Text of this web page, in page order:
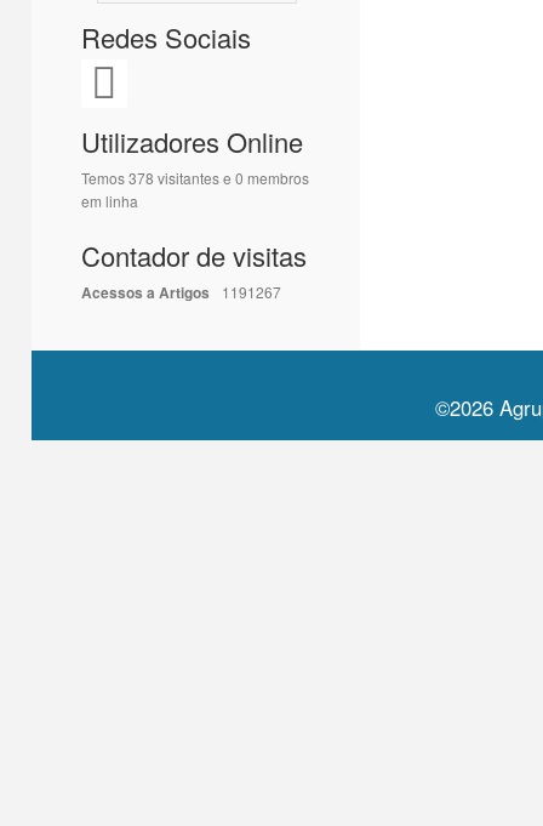
Redes Sociais
Utilizadores Online
Temos 378 visitantes e 0 membros
em linha
Contador de visitas
Acessos a Artigos 1191267
©2026